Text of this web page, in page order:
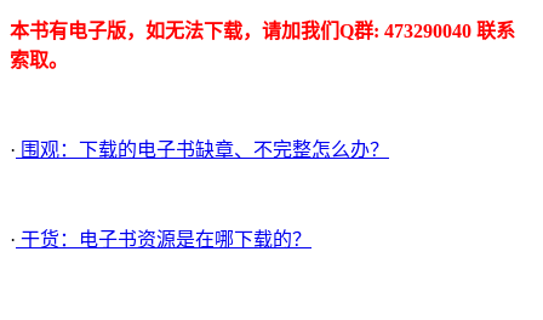
本书有电子版，如无法下载，请加我们Q群: 473290040 联系
索取。
· 围观：下载的电子书缺章、不完整怎么办？
· 干货：电子书资源是在哪下载的？